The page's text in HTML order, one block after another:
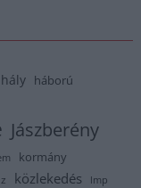
háború
Jászberény
kormány
közlekedés lmp